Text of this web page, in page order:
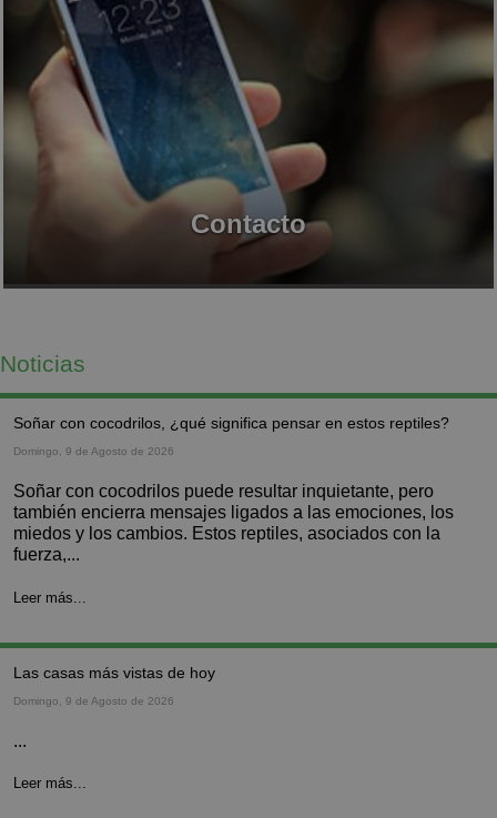
Contacto
Noticias
soñar con cocodrilos, ¿qué significa pensar en estos reptiles?
Domingo, 9 de Agosto de 2026
Soñar con cocodrilos puede resultar inquietante, pero
también encierra mensajes ligados a las emociones, los
miedos y los cambios. Estos reptiles, asociados con la
fuerza,...
Leer más...
las casas más vistas de hoy
Domingo, 9 de Agosto de 2026
...
Leer más...